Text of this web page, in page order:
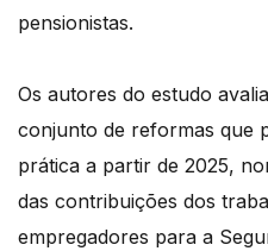
pensionistas.
Os autores do estudo
conjunto de reformas que
prática a partir de 2025,
das contribuições dos
empregadores para a